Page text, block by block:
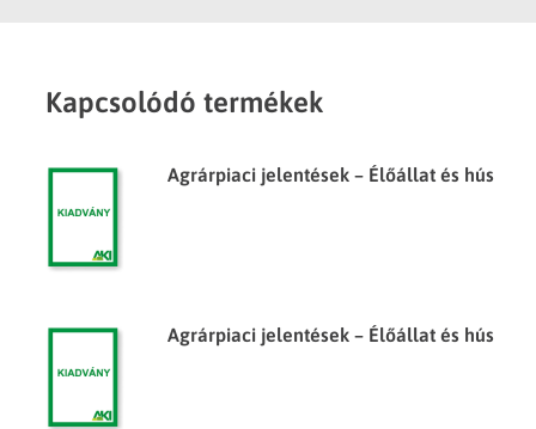
Kapcsolódó termékek
Agrárpiaci jelentések – Élőállat és hús
Agrárpiaci jelentések – Élőállat és hús